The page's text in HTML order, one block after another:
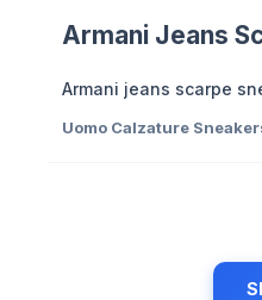
Armani Jeans
Armani jeans scarpe
Uomo Calzature